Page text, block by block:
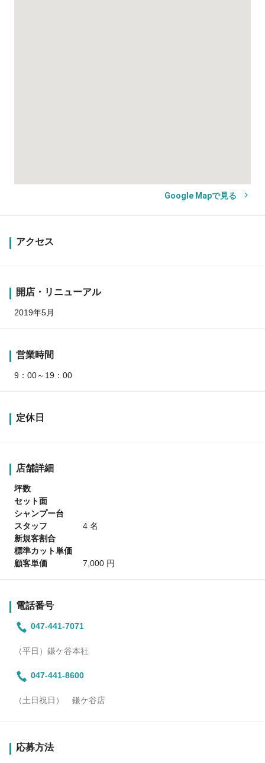
Google Mapで見る
アクセス
開店・リニューアル
2019年5月
営業時間
9：00～19：00
定休日
店舗詳細
坪数
セット面
シャンプー台
スタッフ
4 名
新規客割合
標準カット単価
顧客単価
7,000 円
電話番号
047-441-7071
（平日）鎌ケ谷本社
047-441-8600
（土日祝日） 鎌ケ谷店
応募方法